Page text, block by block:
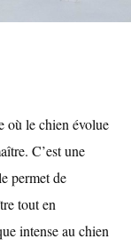
où le chien évolue
C’est une
permet de
tout en
intense au chien